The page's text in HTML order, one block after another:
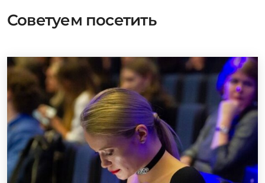
Советуем посетить